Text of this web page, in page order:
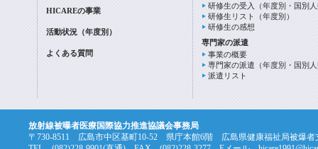
HICAREの事業
活動状況（年度別）
よくある質問
研修生の受入（年度別・国別
研修生リスト（年度別）
研修生の感想
専門家の派遣
事業の概要
専門家の派遣（年度別・国別
派遣リスト
放射線被曝者医療国際協力推進協議会事務局
〒730-8511 広島市中区基町10-52 県庁本館6階 広島県健康福祉局被爆者